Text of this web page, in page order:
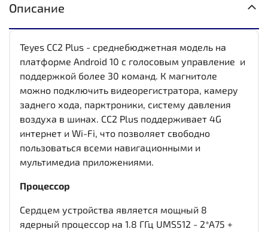
Описание
Teyes CC2 Plus - среднебюджетная модель на
платформе Android 10 с голосовым управление и
поддержкой более 30 команд. К магнитоле
можно подключить видеорегистратора, камеру
заднего хода, парктроники, систему давления
воздуха в шинах. CC2 Plus поддерживает 4G
интернет и Wi-Fi, что позволяет свободно
пользоваться всеми навигационными и
мультимедиа приложениями.
Процессор
Сердцем устройства является мощный 8
ядерный процессор на 1.8 ГГц UMS512 - 2*A75 +